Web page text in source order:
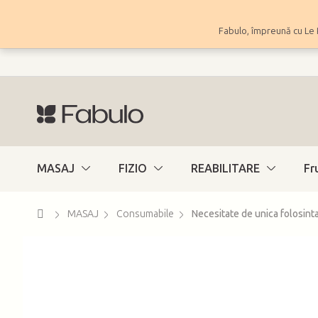
Fabulo, împreună cu
MASAJ FIZIO REABILITARE
AcasăMASAJ Consumabile Necesitate de unica folosinta